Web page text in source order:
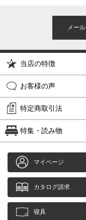
メー
当店の特徴
お客様の声
特定商取引法
特集・読み物
マイページ
カタログ請求
寝具